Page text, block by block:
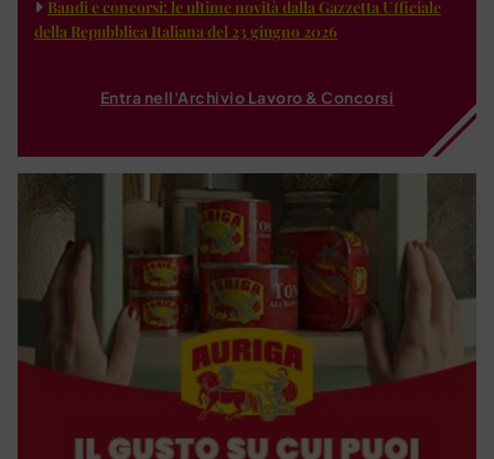
Bandi e concorsi: le ultime novità dalla Gazzetta Ufficiale
della Repubblica Italiana del 23 giugno 2026
Entra nell'Archivio Lavoro & Concorsi